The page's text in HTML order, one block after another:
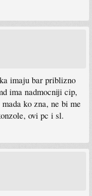
imaju bar priblizno
ima nadmocniji cip,
ko zna, ne bi me
ovi pc i sl.